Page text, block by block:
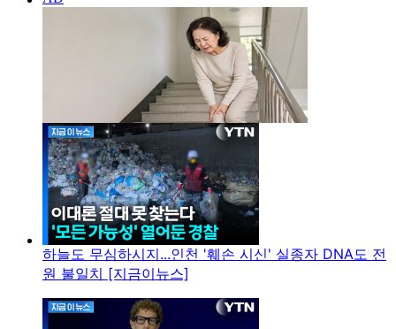
하늘도 무심하시지...인천 '훼손 시신' 실종자 DNA도 전
원 불일치 [지금이뉴스]